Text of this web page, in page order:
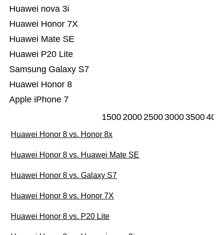
Apple iPhone 7
Huawei Honor 8
Samsung Galaxy S7
Huawei P20 Lite
Huawei Mate SE
Huawei Honor 7X
Huawei nova 3i
15002000250030003500
Huawei Honor 8 vs. Honor 8x
Huawei Honor 8 vs. Huawei Mate SE
Huawei Honor 8 vs. Galaxy S7
Huawei Honor 8 vs. Honor 7X
Huawei Honor 8 vs. P20 Lite